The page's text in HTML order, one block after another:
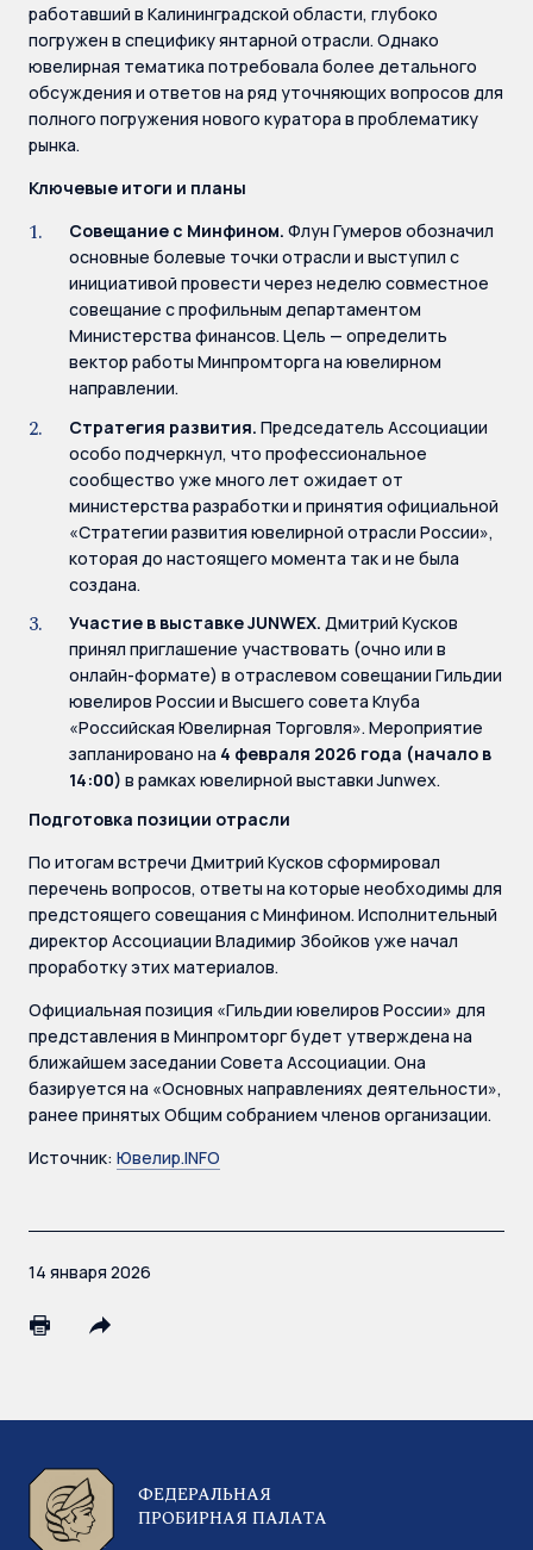
работавший в Калининградской области, глубоко
погружен в специфику янтарной отрасли. Однако
ювелирная тематика потребовала более детального
обсуждения и ответов на ряд уточняющих вопросов для
полного погружения нового куратора в проблематику
рынка.
Ключевые итоги и планы
Совещание с Минфином. Флун Гумеров обозначил
основные болевые точки отрасли и выступил с
инициативой провести через неделю совместное
совещание с профильным департаментом
Министерства финансов. Цель — определить
вектор работы Минпромторга на ювелирном
направлении.
Стратегия развития. Председатель Ассоциации
особо подчеркнул, что профессиональное
сообщество уже много лет ожидает от
министерства разработки и принятия официальной
«Стратегии развития ювелирной отрасли России»,
которая до настоящего момента так и не была
создана.
Участие в выставке JUNWEX. Дмитрий Кусков
принял приглашение участвовать (очно или в
онлайн-формате) в отраслевом совещании Гильдии
ювелиров России и Высшего совета Клуба
«Российская Ювелирная Торговля». Мероприятие
запланировано на 4 февраля 2026 года (начало в
14:00) в рамках ювелирной выставки Junwex.
Подготовка позиции отрасли
По итогам встречи Дмитрий Кусков сформировал
перечень вопросов, ответы на которые необходимы для
предстоящего совещания с Минфином. Исполнительный
директор Ассоциации Владимир Збойков уже начал
проработку этих материалов.
Официальная позиция «Гильдии ювелиров России» для
представления в Минпромторг будет утверждена на
ближайшем заседании Совета Ассоциации. Она
базируется на «Основных направлениях деятельности»,
ранее принятых Общим собранием членов организации.
Источник: Ювелир.INFO
14 января 2026
ФЕДЕРАЛЬНАЯ
ПРОБИРНАЯ ПАЛАТА